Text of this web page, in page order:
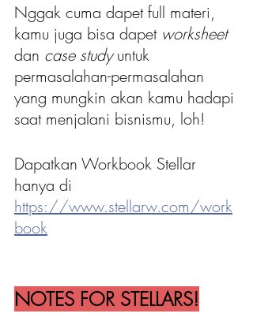
Nggak cuma dapet full materi,
kamu juga bisa dapet worksheet
dan case study untuk
permasalahan-permasalahan
yang mungkin akan kamu hadapi
saat menjalani bisnismu, loh!
Dapatkan Workbook Stellar
hanya di
https://www.stellarw.com/work
book
NOTES FOR STELLARS!